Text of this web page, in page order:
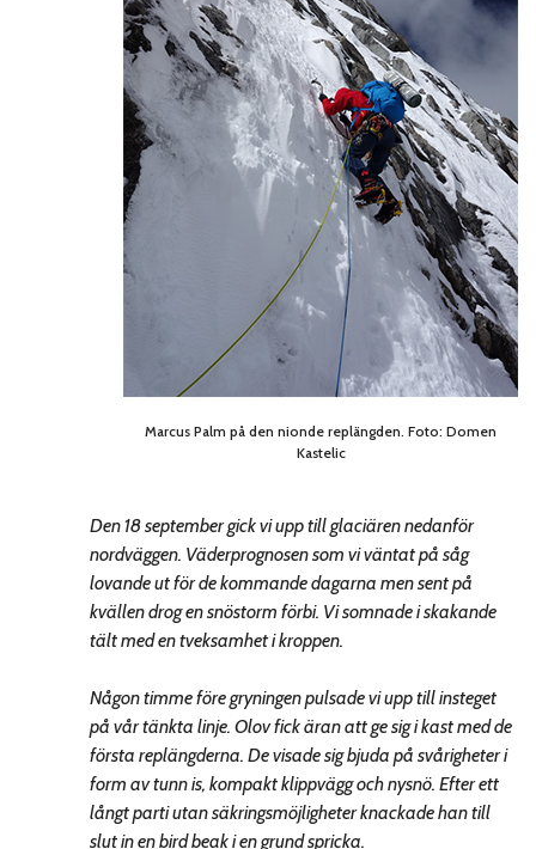
Marcus Palm på den nionde replängden. Foto: Domen
Kastelic
Den 18 september gick vi upp till glaciären nedanför
nordväggen. Väderprognosen som vi väntat på såg
lovande ut för de kommande dagarna men sent på
kvällen drog en snöstorm förbi. Vi somnade i skakande
tält med en tveksamhet i kroppen.
Någon timme före gryningen pulsade vi upp till insteget
på vår tänkta linje. Olov fick äran att ge sig i kast med de
första replängderna. De visade sig bjuda på svårigheter i
form av tunn is, kompakt klippvägg och nysnö. Efter ett
långt parti utan säkringsmöjligheter knackade han till
slut in en bird beak i en grund spricka.